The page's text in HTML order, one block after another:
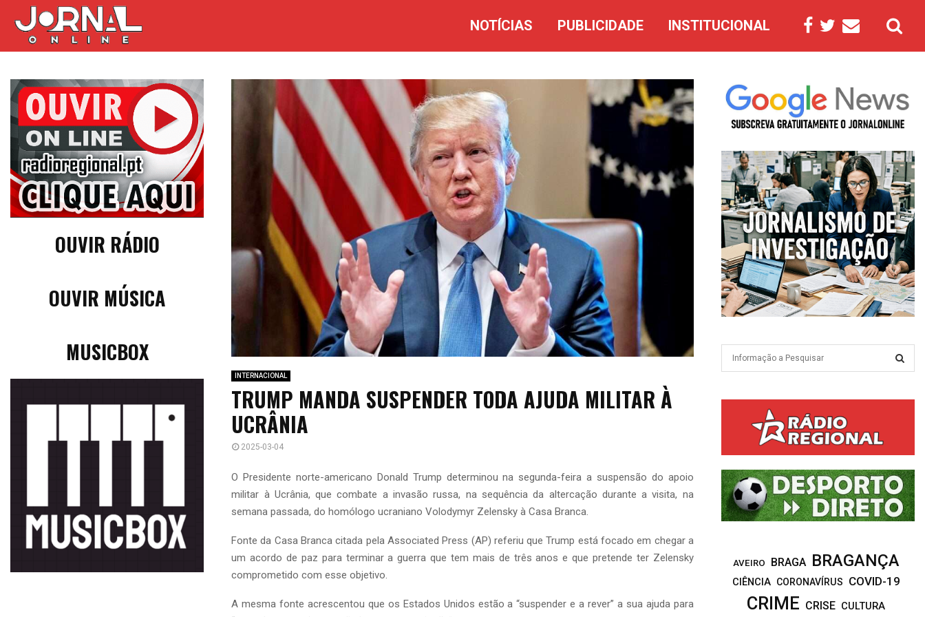
NOTÍCIAS PUBLICIDADE INSTITUCIONAL
INTERNACIONAL
TRUMP MANDA SUSPENDER TODA AJUDA MILITAR À
UCRÂNIA
2025-03-04
O Presidente norte-americano Donald Trump determinou na segunda-feira a suspensão do apoio
militar à Ucrânia, que combate a invasão russa, na sequência da altercação durante a visita, na
semana passada, do homólogo ucraniano Volodymyr Zelensky à Casa Branca.
Fonte da Casa Branca citada pela Associated Press (AP) referiu que Trump está focado em chegar a
um acordo de paz para terminar a guerra que tem mais de três anos e que pretende ter Zelensky
comprometido com esse objetivo.
A mesma fonte acrescentou que os Estados Unidos estão a “suspender e a rever” a sua ajuda para
OUVIR RÁDIO
OUVIR MÚSICA
MUSICBOX
o
r
:
R
C
H
AVEIRO BRAGA BRAGANÇA
CIÊNCIA CORONAVÍRUS COVID-19
CRIME CRISE CULTURA